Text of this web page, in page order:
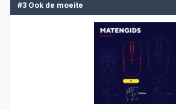
#3 Ook de moeite
PRODUCTBEELD